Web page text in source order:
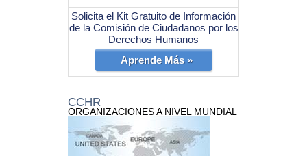
Solicita el Kit Gratuito de Información
de la Comisión de Ciudadanos por los
Derechos Humanos
Aprende Más »
CCHR
ORGANIZACIONES A NIVEL MUNDIAL